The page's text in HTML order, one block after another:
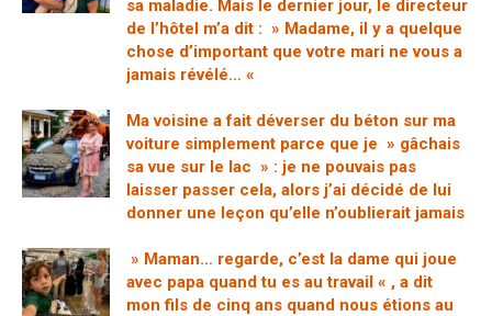
sa maladie. Mais le dernier jour, le directeur
de l’hôtel m’a dit : » Madame, il y a quelque
chose d’important que votre mari ne vous a
jamais révélé… «
Ma voisine a fait déverser du béton sur ma
voiture simplement parce que je » gâchais
sa vue sur le lac » : je ne pouvais pas
laisser passer cela, alors j’ai décidé de lui
donner une leçon qu’elle n’oublierait jamais
» Maman… regarde, c’est la dame qui joue
avec papa quand tu es au travail « , a dit
mon fils de cinq ans quand nous étions au